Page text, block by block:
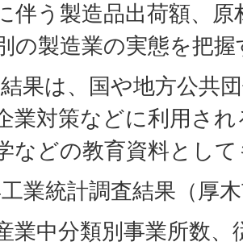
伴う製造品出荷額、
の製造業の実態を把
果は、国や地方公共
業対策などに利用さ
などの教育資料とし
業統計調査結果（厚
業中分類別事業所数、